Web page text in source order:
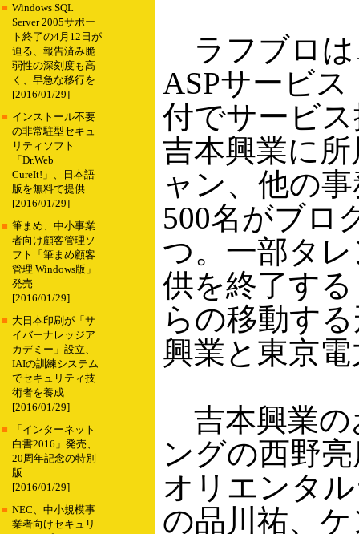
■ Windows SQL
Server 2005サポー
ト終了の4月12日が
迫る、報告済み脆
弱性の深刻度も高
く、早急な移行を
[2016/01/29]
■ インストール不要
の非常駐型セキュ
リティソフト
「Dr.Web
CureIt!」、日本語
版を無料で提供
[2016/01/29]
■ 筆まめ、中小事業
者向け顧客管理ソ
フト「筆まめ顧客
管理 Windows版」
発売
[2016/01/29]
■ 大日本印刷が「サ
イバーナレッジア
カデミー」設立、
IAIの訓練システム
でセキュリティ技
術者を養成
[2016/01/29]
■
「インターネット
白書2016」発売、
20周年記念の特別
版
[2016/01/29]
■ NEC、中小規模事
業者向けセキュリ
ラフブロは
ASPサービス
付でサービ
吉本興業に
ャン、他の
500名がブロ
つ。一部タ
供を終了する
らの移動す
興業と東京
吉本興業の
ングの西野
オリエンタ
の品川祐、